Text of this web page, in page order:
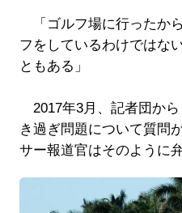
「ゴルフ場に行ったか
フをしているわけではな
ともある」
2017年3月、記者団か
き過ぎ問題について質問
サー報道官はそのように